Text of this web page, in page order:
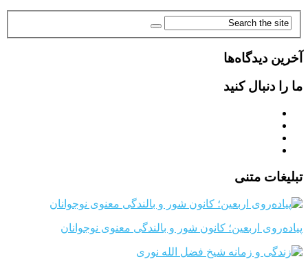
آخرین دیدگاه‌ها
ما را دنبال کنید
تبلیغات متنی
پیاده‌روی اربعین؛ کانون شور و بالندگی معنوی نوجوانان